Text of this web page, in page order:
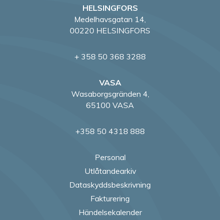
HELSINGFORS
Medelhavsgatan 14,
00220 HELSINGFORS
+ 358 50 368 3288
VASA
Wasaborgsgränden 4,
65100 VASA
+358 50 4318 888
Personal
Utlåtandearkiv
Dataskyddsbeskrivning
Fakturering
Händelsekalender